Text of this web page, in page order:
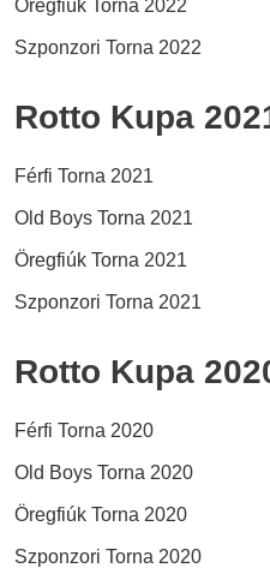
Öregfiúk Torna 2022
Szponzori Torna 2022
Rotto Kupa
Férfi Torna 2021
Old Boys Torna 2021
Öregfiúk Torna 2021
Szponzori Torna 2021
Rotto Kupa
Férfi Torna 2020
Old Boys Torna 2020
Öregfiúk Torna 2020
Szponzori Torna 2020